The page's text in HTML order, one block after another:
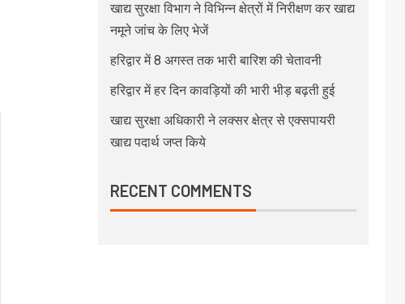
खाद्य सुरक्षा विभाग ने विभिन्न क्षेत्रों में निरीक्षण कर खाद्य
नमूने जांच के लिए भेजें
हरिद्वार में 8 अगस्त तक भारी बारिश की चेतावनी
हरिद्वार में हर दिन कावड़ियों की भारी भीड़ बढ़ती हुई
खाद्य सुरक्षा अधिकारी ने लक्सर क्षेत्र से एक्सपायरी
खाद्य पदार्थ जप्त किये
RECENT COMMENTS